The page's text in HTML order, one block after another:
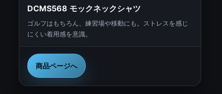
DCMS568 モックネックシャツ
ゴルフはもちろん、練習場や移動にも。ストレスを感じ
にくい着用感を意識。
商品ページへ